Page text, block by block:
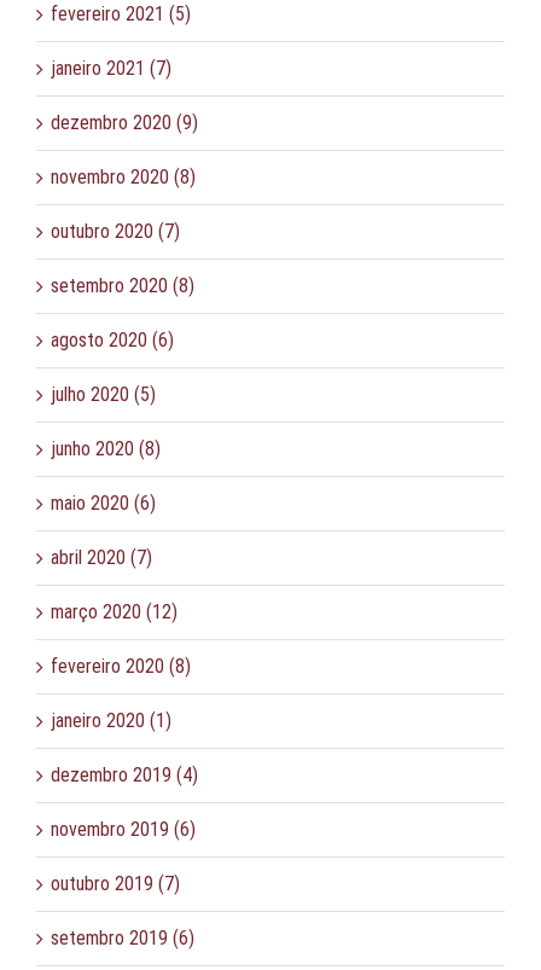
fevereiro 2021 (5)
janeiro 2021 (7)
dezembro 2020 (9)
novembro 2020 (8)
outubro 2020 (7)
setembro 2020 (8)
agosto 2020 (6)
julho 2020 (5)
junho 2020 (8)
maio 2020 (6)
abril 2020 (7)
março 2020 (12)
fevereiro 2020 (8)
janeiro 2020 (1)
dezembro 2019 (4)
novembro 2019 (6)
outubro 2019 (7)
setembro 2019 (6)